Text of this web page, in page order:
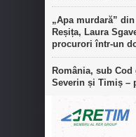
„Apa murdară”
Reșița, Laura
procurori într-un
România, sub
Severin și Timiș –